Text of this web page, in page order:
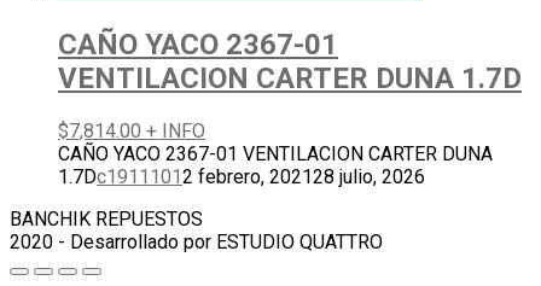
CAÑO YACO 2367-01
VENTILACION CARTER DUNA 1.7D
$7,814.00 + INFO
CAÑO YACO 2367-01 VENTILACION CARTER DUNA
1.7Dc19111012 febrero, 202128 julio, 2026
BANCHIK REPUESTOS
2020 - Desarrollado por ESTUDIO QUATTRO